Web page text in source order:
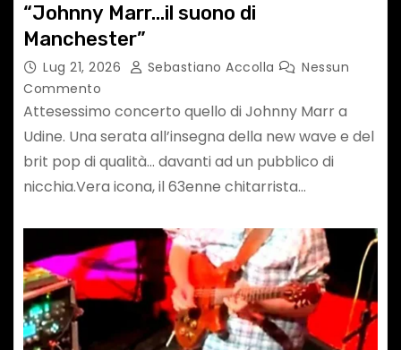
“Johnny Marr…il suono di
Manchester”
Lug 21, 2026 Sebastiano Accolla
Nessun
Commento
Attesessimo concerto quello di Johnny Marr a
Udine. Una serata all’insegna della new wave e del
brit pop di qualità… davanti ad un pubblico di
nicchia.Vera icona, il 63enne chitarrista…